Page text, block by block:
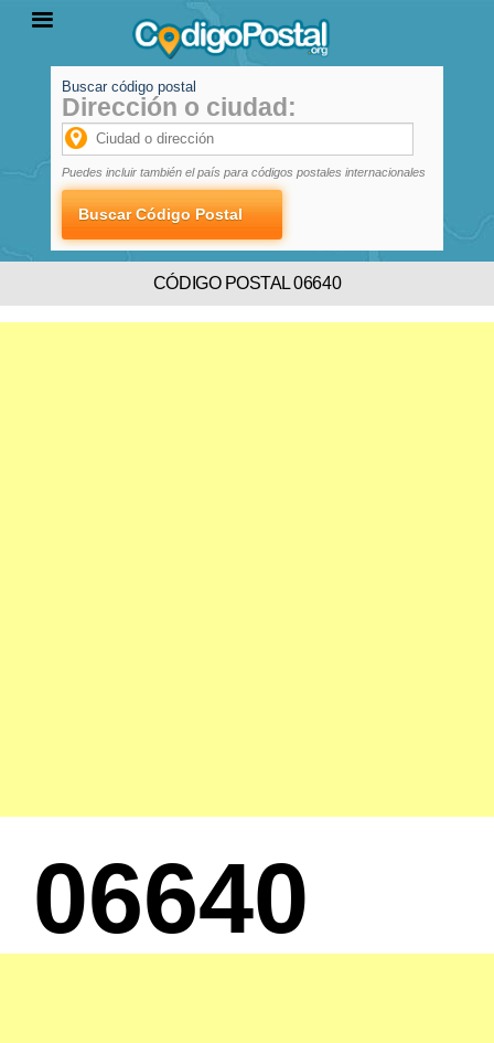
PROVINCIAS
LOCALIDADES
Buscar código postal
Dirección o ciudad:
Puedes incluir también el país para códigos postales internacionales
CÓDIGO POSTAL 06640
06640